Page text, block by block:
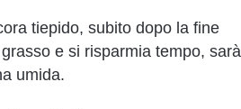
tiepido, subito dopo la fine
e si risparmia tempo, sarà
umida.